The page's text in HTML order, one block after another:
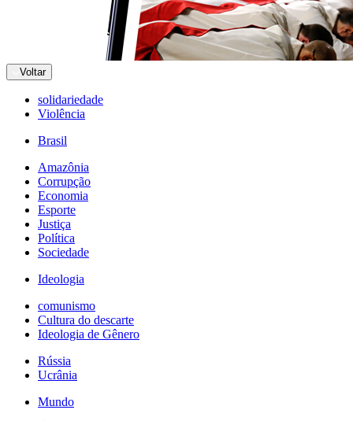
Voltar
solidariedade
Violência
Brasil
Amazônia
Corrupção
Economia
Esporte
Justiça
Política
Sociedade
Ideologia
comunismo
Cultura do descarte
Ideologia de Gênero
Rússia
Ucrânia
Mundo